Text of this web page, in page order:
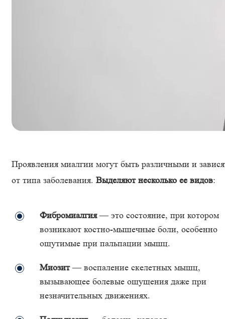
Проявления миалгии могут быть различными и
от типа заболевания. Выделяют несколько ее видов:
Фибромиалгия— это состояние, при котором
возникают костно-мышечные боли, особенно
ощутимые при пальпации мышц.
Миозит— воспаление скелетных мышц,
вызывающее болевые ощущения даже при
незначительных движениях.